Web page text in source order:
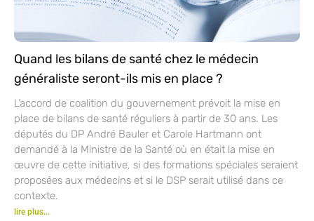
Quand les bilans de santé chez le médecin
généraliste seront-ils mis en place ?
L’accord de coalition du gouvernement prévoit la mise en
place de bilans de santé réguliers à partir de 30 ans. Les
députés du DP André Bauler et Carole Hartmann ont
demandé à la Ministre de la Santé où en était la mise en
œuvre de cette initiative, si des formations spéciales seraient
proposées aux médecins et si le DSP serait utilisé dans ce
contexte.
lire plus...